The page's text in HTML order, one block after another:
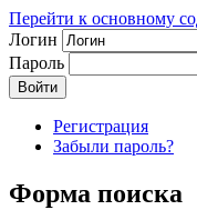
Перейти к основному
Логин
Пароль
Регистрация
Забыли пароль?
Форма поиска